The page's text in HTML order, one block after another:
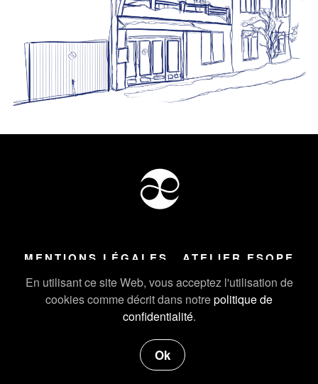
En utilisant ce site Web, vous acceptez l'utilisation de
cookies comme décrit dans notrepolitique de
confidentialité.
Ok
MENTIONS LÉGALES ATELIER ESOPE